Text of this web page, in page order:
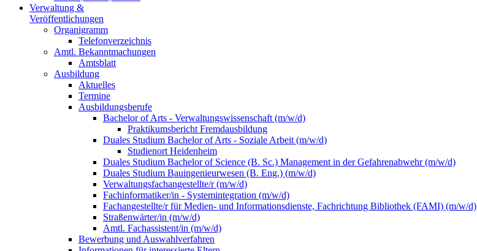
Verwaltung &
Veröffentlichungen
Organigramm
Telefonverzeichnis
Amtl. Bekanntmachungen
Amtsblatt
Ausbildung
Aktuelles
Termine
Ausbildungsberufe
Bachelor of Arts - Verwaltungswissenschaft (m/w/d)
Praktikumsbericht Fremdausbildung
Duales Studium Bachelor of Arts - Soziale Arbeit (m/w/d)
Studienort Heidenheim
Duales Studium Bachelor of Science (B. Sc.) Management in der Gefahrenabwehr (m/w/d)
Duales Studium Bauingenieurwesen (B. Eng.) (m/w/d)
Verwaltungsfachangestellte/r (m/w/d)
Fachinformatiker/in - Systemintegration (m/w/d)
Fachangestellte/r für Medien- und Informationsdienste, Fachrichtung Bibliothek (FAMI) (m/w/d)
Straßenwärter/in (m/w/d)
Amtl. Fachassistent/in (m/w/d)
Bewerbung und Auswahlverfahren